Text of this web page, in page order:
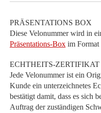
PRÄSENTATIONS BOX
Diese Velonummer wird in
Präsentations-Box im
ECHTHEITS-ZERTIFIKAT
Jede Velonummer ist ein
Kunde ein unterzeichnetes
bestätigt damit, dass es sich
Auftrag der zuständigen